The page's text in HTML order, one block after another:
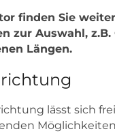
finden Sie
zur Auswahl, z.B.
Längen.
lässt sich